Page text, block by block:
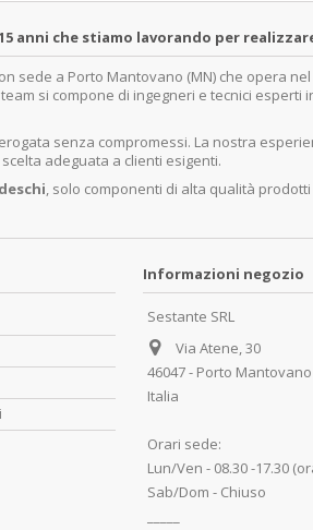
anni che stiamo lavorando per
sede a Porto Mantovano (MN) che opera
si compone di ingegneri e tecnici
senza compromessi. La nostra
adeguata a clienti esigenti.
, solo componenti di alta qualità
Informazioni negozio
Sestante SRL
Via Atene, 30
46047 - Porto Mantovano
Italia
Orari sede:
Lun/Ven - 08.30 -17.30
Sab/Dom - Chiuso